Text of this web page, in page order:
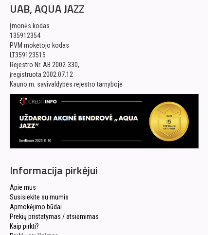
UAB, AQUA JAZZ
Įmonės kodas
135912354
PVM mokėtojo kodas
LT359123515
Rejestro Nr. AB 2002-330,
įregistruota 2002.07.12
Kauno m. savivaldybės rejestro tarnyboje
Informacija pirkėjui
Apie mus
Susisiekite su mumis
Apmokėjimo būdai
Prekių pristatymas / atsiėmimas
Kaip pirkti?